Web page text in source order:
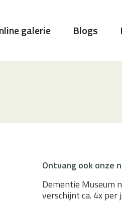
galerie Blogs
Ontvang ook onze
Dementie Museum
verschijnt ca. 4x per